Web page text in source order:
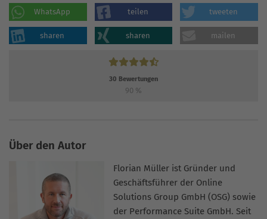
WhatsApp teilen tweeten
sharen sharen mailen
30 Bewertungen
90 %
Über den Autor
Florian Müller ist Gründer und
Geschäftsführer der Online
Solutions Group GmbH (OSG) sowie
der Performance Suite GmbH. Seit